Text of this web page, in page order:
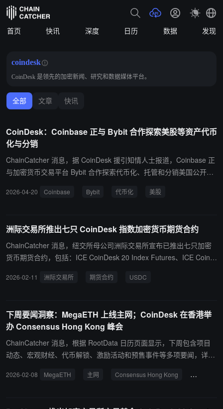
首页 快讯 深度 日历 数据 发现
coindesk
CoinDesk 是领先的加密新闻、研究和数据媒体平台。
全部 文章 快讯
CoinDesk：Coinbase 正与 Bybit 合作探索美股等资产代币
化与分销
ChainCatcher 消息，据 CoinDesk 援引知情人士报道，Coinbase 正
与加密货币交易平台 Bybit 合作探索代币化、托管和分销美国公开和
涉及任何形式的股份收购或类似交易，Bybit 进军美国市场的计划涉
ase。 CoinDesk 表示，Bybit 和 Coinbase 均拒绝置评。
2026-04-20 Coinbase Bybit 代币化 美股
洲际交易所推出七只 CoinDesk 指数加密货币期货合约
ChainCatcher 消息，纽交所母公司洲际交易所宣布已推出七只加密
货币期货合约，包括：ICE CoinDesk 20 Index Futures、ICE CoinD
k Ether Futures、ICE CoinDesk Solana Futures、ICE CoinDesk X
利率的一个月期 CoinDesk 隔夜利率 (CDOR) USDC 期货，但需经监
管机构审核。
2026-02-11 洲际交易所 期货合约 USDC
下周要闻洞察：MegaETH 上线主网；CoinDesk 在香港举
办 Consensus Hong Kong 峰会
ChainCatcher 消息，根据 RootData 日历页面显示，下周包含项目
动态、宏观财经、代币解锁、激励活动和预售事件等多项要闻，详情
币，价值 588.89 万美元，占流通量的 11.332%； MOVE 解锁 17,67
2026-02-08 MegaETH 主网 Consensus Hong Kong CoinDesk